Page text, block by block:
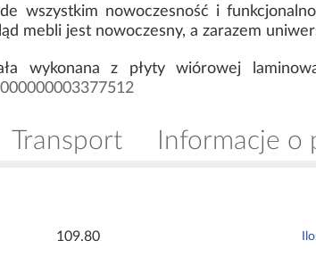
wszystkim nowoczesność i
mebli jest nowoczesny, a zarazem
wykonana z płyty wiórowej
Transport Informacje o
109.80